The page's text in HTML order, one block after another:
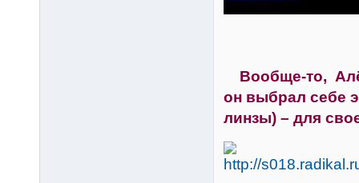
Вообще-то,
он выбрал себе
линзы) – для